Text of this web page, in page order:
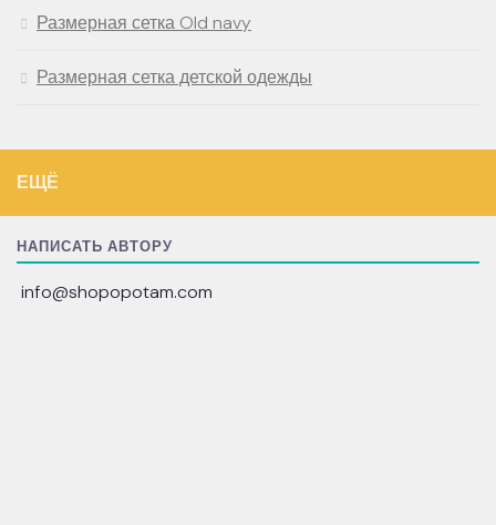
Размерная сетка Old navy
Размерная сетка детской одежды
ЕЩЁ
НАПИСАТЬ АВТОРУ
info@shopopotam.com